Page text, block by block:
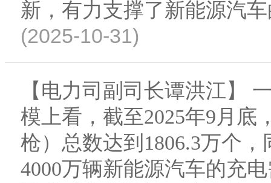
新，有力支撑了新能源汽
(2025-10-31)
【电力司副司长谭洪江】
模上看，截至2025年9月底
枪）总数达到1806.3万个
4000万辆新能源汽车的充